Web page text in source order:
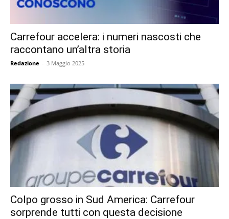
Carrefour accelera: i numeri nascosti che
raccontano un’altra storia
Redazione - 3 Maggio 2025
Colpo grosso in Sud America: Carrefour
sorprende tutti con questa decisione